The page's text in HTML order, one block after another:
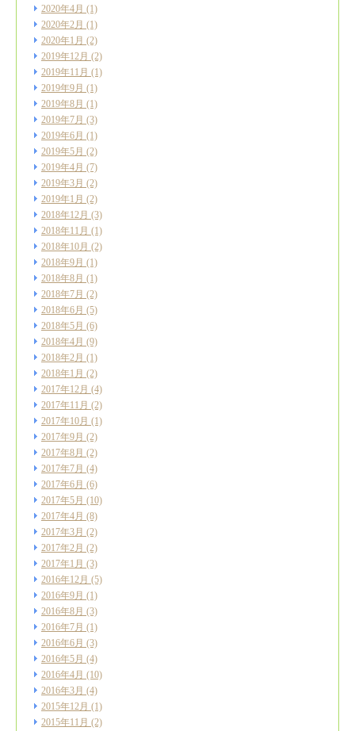
2020年4月 (1)
2020年2月 (1)
2020年1月 (2)
2019年12月 (2)
2019年11月 (1)
2019年9月 (1)
2019年8月 (1)
2019年7月 (3)
2019年6月 (1)
2019年5月 (2)
2019年4月 (7)
2019年3月 (2)
2019年1月 (2)
2018年12月 (3)
2018年11月 (1)
2018年10月 (2)
2018年9月 (1)
2018年8月 (1)
2018年7月 (2)
2018年6月 (5)
2018年5月 (6)
2018年4月 (9)
2018年2月 (1)
2018年1月 (2)
2017年12月 (4)
2017年11月 (2)
2017年10月 (1)
2017年9月 (2)
2017年8月 (2)
2017年7月 (4)
2017年6月 (6)
2017年5月 (10)
2017年4月 (8)
2017年3月 (2)
2017年2月 (2)
2017年1月 (3)
2016年12月 (5)
2016年9月 (1)
2016年8月 (3)
2016年7月 (1)
2016年6月 (3)
2016年5月 (4)
2016年4月 (10)
2016年3月 (4)
2015年12月 (1)
2015年11月 (2)